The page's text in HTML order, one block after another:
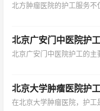
北方肿瘤医院的护工服务
北京广安门中医院护
北京广安门中医院护工的
北京大学肿瘤医院护
在北京大学肿瘤医院，护